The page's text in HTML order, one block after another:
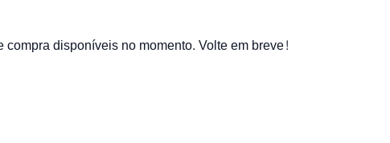
compra disponíveis no momento. Volte em breve!